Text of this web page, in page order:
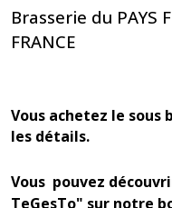
Brasserie du PAYS
FRANCE
Vous achetez le sous
les détails.
Vous pouvez
TeGesTo" sur notre